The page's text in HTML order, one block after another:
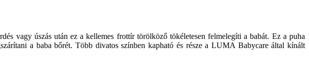
vagy úszás után ez a kellemes frottír törölköző tökéletesen felmelegíti a babát. Ez a puha
a baba bőrét. Több divatos színben kapható és része a LUMA Babycare által kínált